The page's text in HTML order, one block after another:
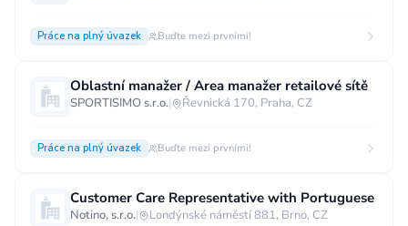
Práce na plný úvazek Buďte mezi prvními!
Oblastní manažer / Area manažer retailové sítě
SPORTISIMO s.r.o.| Řevnická 170, Praha, CZ
Práce na plný úvazek Buďte mezi prvními!
Customer Care Representative with Portuguese
Notino, s.r.o.| Londýnské náměstí 881, Brno, CZ